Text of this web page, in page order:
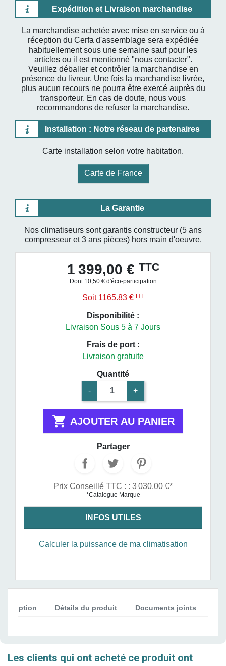
Expédition et Livraison marchandise
La marchandise achetée avec mise en service ou à
réception du Cerfa d'assemblage sera expédiée
habituellement sous une semaine sauf pour les
articles ou il est mentionné "nous contacter".
Veuillez déballer et contrôler la marchandise en
présence du livreur. Une fois la marchandise livrée,
plus aucun recours ne pourra être exercé auprès du
transporteur. En cas de doute, nous vous
recommandons de refuser la marchandise.
Installation : Notre réseau de partenaires
Carte installation selon votre habitation.
Carte de France
La Garantie
Nos climatiseurs sont garantis constructeur (5 ans
compresseur et 3 ans pièces) hors main d'oeuvre.
1 399,00 € TTC
Dont 10,50 € d'éco-participation
Soit 1165.83 € HT
Disponibilité :
Livraison Sous 5 à 7 Jours
Frais de port :
Livraison gratuite
Quantité
-
+
 AJOUTER AU PANIER
Partager
Prix Conseillé TTC : : 3 030,00 €*
*Catalogue Marque
INFOS UTILES
Calculer la puissance de ma climatisation
Détails du produit Documents joints
Les clients qui ont acheté ce produit ont